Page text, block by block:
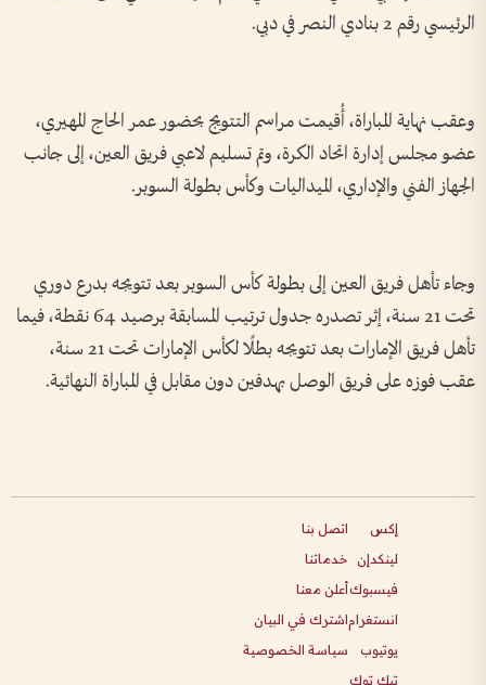
الرئيسي رقم 2 بنادي النصر في دبي.
وعقب نهاية المباراة، أُقيمت مراسم التتويج بحضور عمر الحاج المهيري،
عضو مجلس إدارة اتحاد الكرة، وتم تسليم لاعبي فريق العين، إلى جانب
الجهاز الفني والإداري، الميداليات وكأس بطولة السوبر.
وجاء تأهل فريق العين إلى بطولة كأس السوبر بعد تتويجه بدرع دوري
تحت 21 سنة، إثر تصدره جدول ترتيب المسابقة برصيد 64 نقطة، فيما
تأهل فريق الإمارات بعد تتويجه بطلًا لكأس الإمارات تحت 21 سنة،
عقب فوزه على فريق الوصل بهدفين دون مقابل في المباراة النهائية.
إكس
لينكدإن
فيسبوك
انستغرام
يوتيوب
تيك توك
اتصل بنا
خدماتنا
أعلن معنا
اشترك في البيان
سياسة الخصوصية